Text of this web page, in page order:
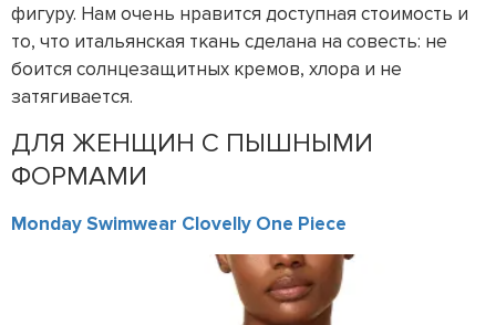
фигуру. Нам очень нравится доступная стоимость и
то, что итальянская ткань сделана на совесть: не
боится солнцезащитных кремов, хлора и не
затягивается.
ДЛЯ ЖЕНЩИН С ПЫШНЫМИ
ФОРМАМИ
Monday Swimwear Clovelly One Piece